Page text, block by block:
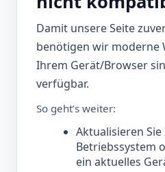
Damit unsere Seite
benötigen wir moderne
Ihrem Gerät/Browser
verfügbar.
So geht’s weiter:
Aktualisieren
Betriebssystem
ein aktuelles